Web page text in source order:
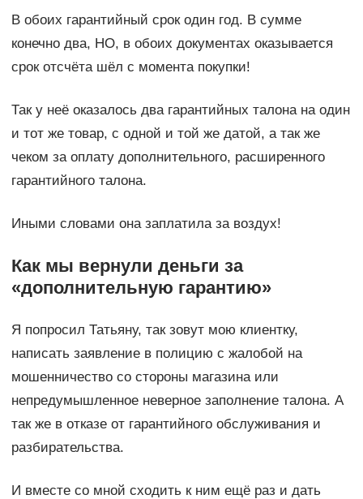
В обоих гарантийный срок один год. В сумме
конечно два, НО, в обоих документах оказывается
срок отсчёта шёл с момента покупки!
Так у неё оказалось два гарантийных талона на один
и тот же товар, с одной и той же датой, а так же
чеком за оплату дополнительного, расширенного
гарантийного талона.
Иными словами она заплатила за воздух!
Как мы вернули деньги за
«дополнительную гарантию»
Я попросил Татьяну, так зовут мою клиентку,
написать заявление в полицию с жалобой на
мошенничество со стороны магазина или
непредумышленное неверное заполнение талона. А
так же в отказе от гарантийного обслуживания и
разбирательства.
И вместе со мной сходить к ним ещё раз и дать